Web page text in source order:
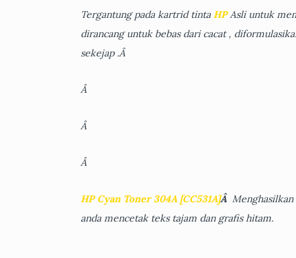
Tergantung pada kartrid tintaHPAsli untuk
dirancang untuk bebas dari cacat ,
sekejap .Â
Â
Â
Â
HP Cyan Toner 304A [CC531A]Â
anda mencetak teks tajam dan grafis hitam.